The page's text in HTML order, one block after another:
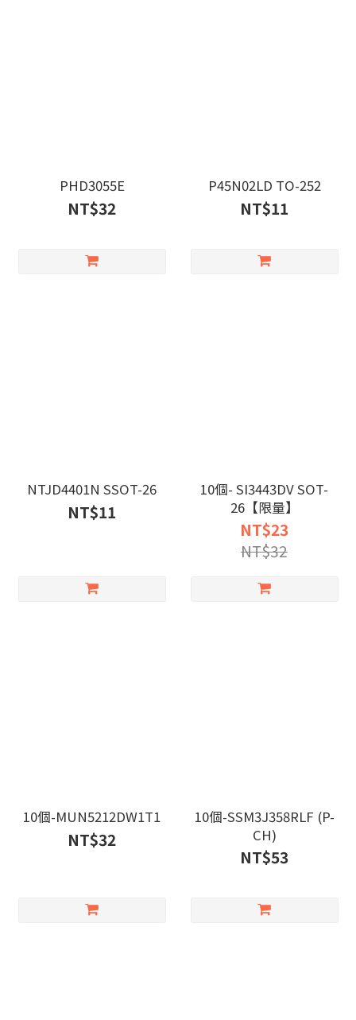
PHD3055E
NT$32
P45N02LD TO-252
NT$11
NTJD4401N SSOT-26
NT$11
10個- SI3443DV SOT-
26【限量】
NT$23
NT$32
10個-MUN5212DW1T1
NT$32
10個-SSM3J358RLF (P-
CH)
NT$53